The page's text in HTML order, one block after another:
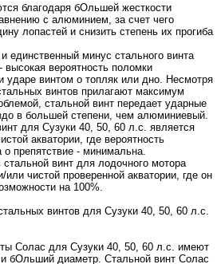
благодаря бОльшей жесткости
с алюминием, за счет чего
лопастей и снизить степень их прогиба
единственный минус стального винта
вероятность поломки
ударе винтом о топляк или дно. Несмотря
винтов прилагают максимум
стальной винт передает ударные
в большей степени, чем алюминиевый.
для Сузуки 40, 50, 60 л.с. является
акватории, где вероятность
препятствие - минимальна.
винт для лодочного мотора
чистой проверенной акватории, где он
на 100%.
винтов для Сузуки 40, 50, 60 л.с.
Солас для Сузуки 40, 50, 60 л.с. имеют
бОльший диаметр. Стальной винт Солас